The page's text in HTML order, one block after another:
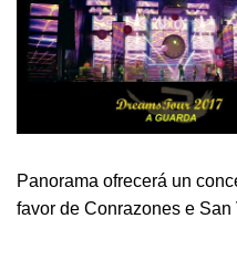
COÑECER
A
COMPLETA
PROGRAMACIÓN
2017-
2018
Panorama ofrecerá un
favor de Conrazones e San